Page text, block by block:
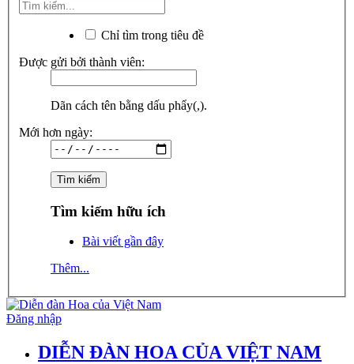
Chỉ tìm trong tiêu đề
Được gửi bởi thành viên:
Dãn cách tên bằng dấu phẩy(,).
Mới hơn ngày:
Tìm kiếm hữu ích
Bài viết gần đây
Thêm...
Đăng nhập
DIỄN ĐÀN HOA CỦA VIỆT NAM